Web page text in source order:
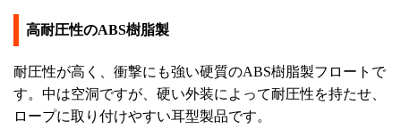
高耐圧性のABS樹脂製
耐圧性が高く、衝撃にも強い硬質のABS樹脂製フロートで
す。中は空洞ですが、硬い外装によって耐圧性を持たせ、
ロープに取り付けやすい耳型製品です。